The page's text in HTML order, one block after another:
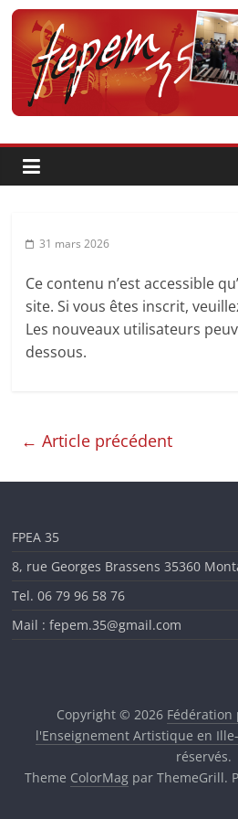
Passer
contenu
Fédération
pour
la
Pratique
et
en
Ille-
et-
Vilaine
31 mars 2026
Ce contenu n’est accessible
site. Si vous êtes inscrit,
Les nouveaux utilisateurs
dessous.
← Article précédent
FPEA 35
8, rue Georges Brassens 35360
Tel. 06 79 96 58 76
Mail : fepem.35@gmail.com
Copyright © 2026
l'Enseignement Artistique en
réservés.
Theme ColorMag par ThemeGrill.